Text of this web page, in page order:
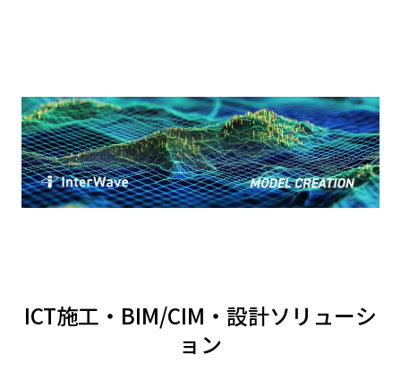
ICT施工・BIM/CIM・設計ソリューシ
ョン